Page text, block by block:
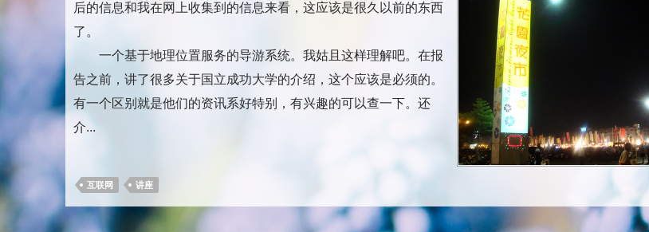
后的信息和我在网上收集到的信息来看，这应该是很久以前的东西
了。
一个基于地理位置服务的导游系统。我姑且这样理解吧。在报
告之前，讲了很多关于国立成功大学的介绍，这个应该是必须的。
有一个区别就是他们的资讯系好特别，有兴趣的可以查一下。还
介...
互联网 讲座